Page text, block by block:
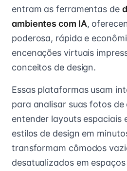
entram as ferramentas de
ambientes com IA,
poderosa, rápida e
encenações virtuais
conceitos de design.
Essas plataformas usam
para analisar suas fotos de
entender layouts espaciais
estilos de design em
transformam cômodos
desatualizados em